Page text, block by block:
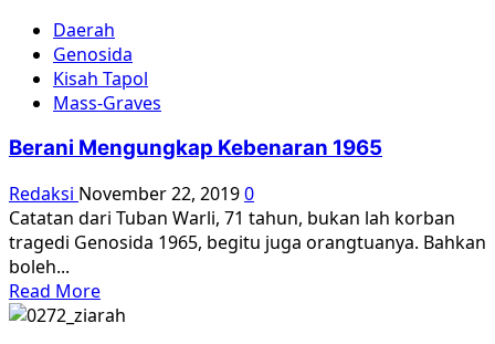
Tim
Antropologi
Forensik
Argentina
pelanggaran
HAM
yang
dinominasikan
untuk
Nobel
Perdamaian
Daerah
Genosida
Kisah Tapol
Mass-Graves
Berani Mengungkap Kebenaran 1965
Redaksi November 22, 20190
Catatan dari Tuban Warli, 71 tahun, bukan lah korban
tragedi Genosida 1965, begitu juga orangtuanya. Bahkan
boleh...
Read MoreRead
more